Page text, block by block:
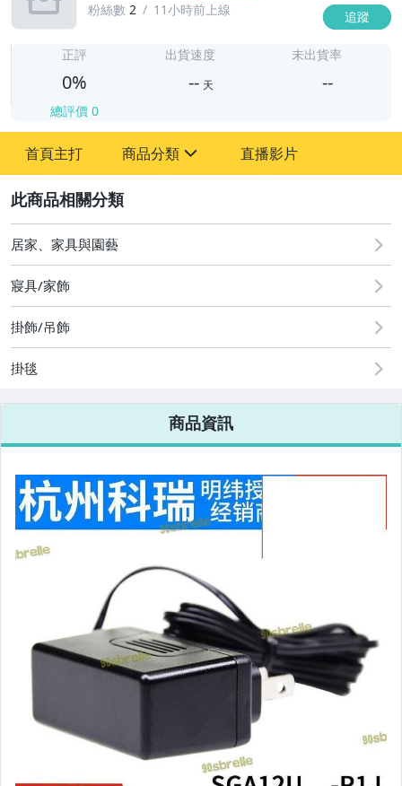
粉絲數 2 11小時前上線 追蹤
正評
0%
總評價 0
出貨速度
-- 天
未出貨率
--
首頁主打 商品分類
圖書/影音/文具
古董、藝術與礦石
手機、配件與通訊
美容保養與彩妝
電腦、平板與周邊
運動、戶外與休閒
嬰幼兒與孕婦
汽機車精品百貨
居家、家具與園藝
玩具、模型與公仔
男性精品與服飾
偶像、球員卡與郵幣
直播影片
居家、家具與園藝
寢具/家飾
掛飾/吊飾
掛毯
商品資訊